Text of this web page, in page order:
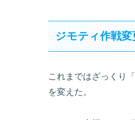
ジモティ作戦変
これまではざっくり
を変えた。